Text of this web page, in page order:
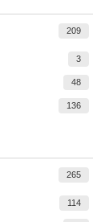
209
3
48
136
265
114